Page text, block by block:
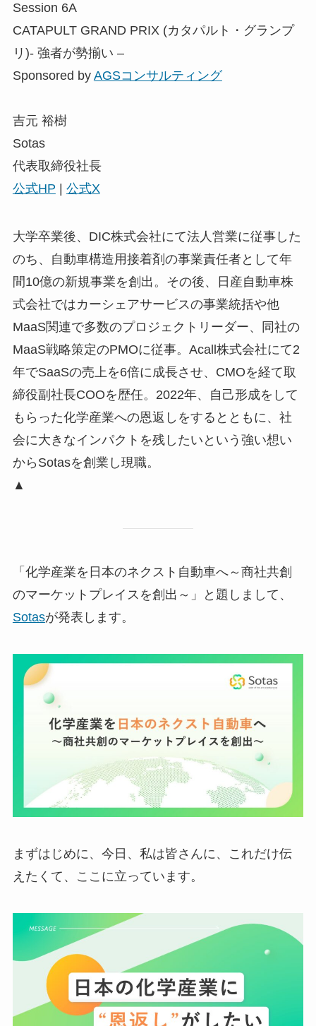
Session 6A
CATAPULT GRAND PRIX (カタパルト・グランプ
リ)- 強者が勢揃い –
Sponsored by AGSコンサルティング
吉元 裕樹
Sotas
代表取締役社長
公式HP
公式X
大学卒業後、DIC株式会社にて法人営業に従事した
のち、自動車構造用接着剤の事業責任者として年
間10億の新規事業を創出。その後、日産自動車株
式会社ではカーシェアサービスの事業統括や他
MaaS関連で多数のプロジェクトリーダー、同社の
MaaS戦略策定のPMOに従事。Acall株式会社にて2
年でSaaSの売上を6倍に成長させ、CMOを経て取
締役副社長COOを歴任。2022年、自己形成をして
もらった化学産業への恩返しをするとともに、社
会に大きなインパクトを残したいという強い想い
からSotasを創業し現職。
▲
「化学産業を日本のネクスト自動車へ～商社共創
のマーケットプレイスを創出～」と題しまして、
Sotasが発表します。
まずはじめに、今日、私は皆さんに、これだけ伝
えたくて、ここに立っています。